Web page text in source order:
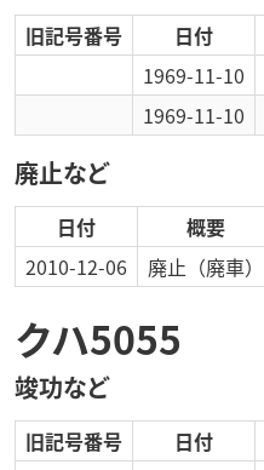
旧記号番号 日付
1969-11-10
1969-11-10
廃止など
日付 概要
2010-12-06
廃止 （廃車）
クハ5055
竣功など
旧記号番号 日付